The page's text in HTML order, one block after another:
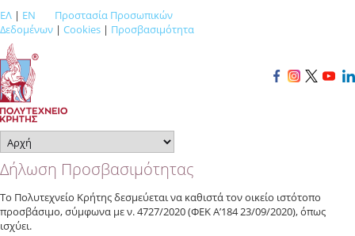
ΕΛ | EN
Προστασία Προσωπικών
Δεδομένων | Cookies | Προσβασιμότητα
Δήλωση Προσβασιμότητας
Το Πολυτεχνείο Κρήτης δεσμεύεται να καθιστά τον οικείο ιστότοπο
προσβάσιμο, σύμφωνα με ν. 4727/2020 (ΦΕΚ Α’184 23/09/2020), όπως
ισχύει.